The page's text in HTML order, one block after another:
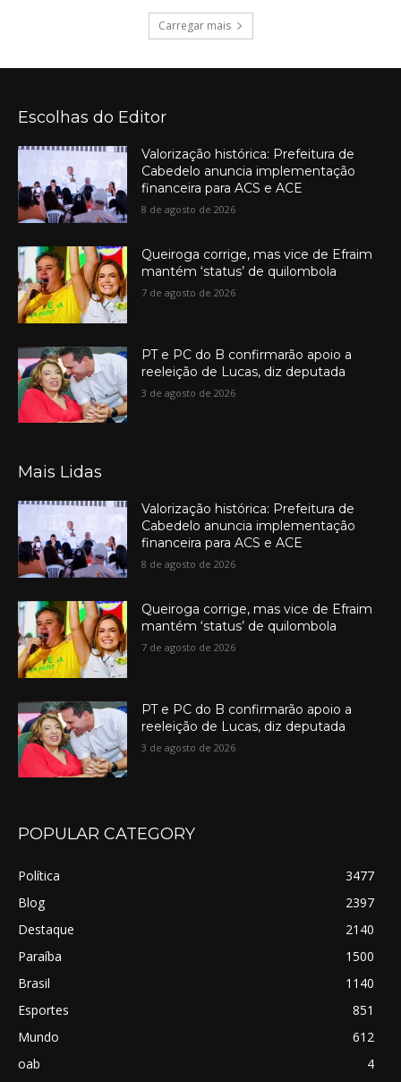
Carregar mais
Escolhas do Editor
Valorização histórica: Prefeitura de
Cabedelo anuncia implementação
financeira para ACS e ACE
8 de agosto de 2026
Queiroga corrige, mas vice de Efraim
mantém ‘status’ de quilombola
7 de agosto de 2026
PT e PC do B confirmarão apoio a
reeleição de Lucas, diz deputada
3 de agosto de 2026
Mais Lidas
Valorização histórica: Prefeitura de
Cabedelo anuncia implementação
financeira para ACS e ACE
8 de agosto de 2026
Queiroga corrige, mas vice de Efraim
mantém ‘status’ de quilombola
7 de agosto de 2026
PT e PC do B confirmarão apoio a
reeleição de Lucas, diz deputada
3 de agosto de 2026
POPULAR CATEGORY
Política
3477
Blog
2397
Destaque
2140
Paraíba
1500
Brasil
1140
Esportes
851
Mundo
612
oab
4